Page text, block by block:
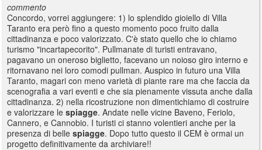
commento
Concordo, vorrei aggiungere: 1) lo splendido gioiello di Villa
Taranto era però fino a questo momento poco fruito dalla
cittadinanza e poco valorizzato. C'è stato quello che io chiamo
turismo "incartapecorito". Pullmanate di turisti entravano,
pagavano un oneroso biglietto, facevano un noioso giro interno e
ritornavano nei loro comodi pullman. Auspico in futuro una Villa
Taranto, magari con meno varietà di piante rare ma che faccia da
scenografia a vari eventi e che sia pienamente vissuta anche dalla
cittadinanza. 2) nella ricostruzione non dimentichiamo di costruire
e valorizzare le spiagge. Andate nelle vicine Baveno, Feriolo,
Cannero, e Cannobio. I turisti ci stanno volentieri anche per la
presenza di belle spiagge. Dopo tutto questo il CEM è ormai un
progetto definitivamente da archiviare!!